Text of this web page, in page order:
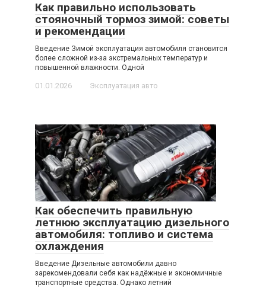
Как правильно использовать
стояночный тормоз зимой: советы
и рекомендации
Введение Зимой эксплуатация автомобиля становится
более сложной из-за экстремальных температур и
повышенной влажности. Одной
01.01.2026 Эксплуатация авто
Как обеспечить правильную
летнюю эксплуатацию дизельного
автомобиля: топливо и система
охлаждения
Введение Дизельные автомобили давно
зарекомендовали себя как надёжные и экономичные
транспортные средства. Однако летний